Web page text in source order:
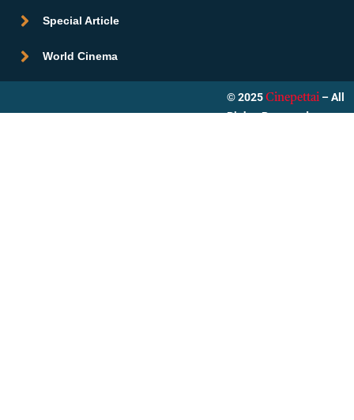
Special Article
World Cinema
© 2025 Cinepettai – All
Rights Reserved